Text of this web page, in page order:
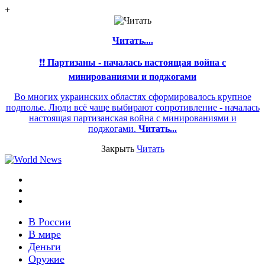
+
Читать....
❗❗ Партизаны - началась настоящая война с
минированиями и поджогами
Во многих украинских областях сформировалось крупное
подполье. Люди всё чаще выбирают сопротивление - началась
настоящая партизанская война с минированиями и
поджогами. Читать...
Закрыть Читать
В России
В мире
Деньги
Оружие